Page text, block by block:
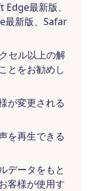
最新版、
最新版、Safar
セル以上の解
とをお勧めし
が変更される
を再生できる
データをもと
客様が使用す